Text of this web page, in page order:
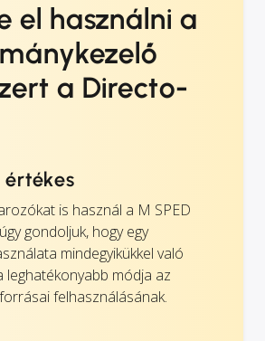
el használni a
a Directo-
is használ a M SPED
gondoljuk, hogy egy
mindegyikükkel való
leghatékonyabb módja az
felhasználásának.